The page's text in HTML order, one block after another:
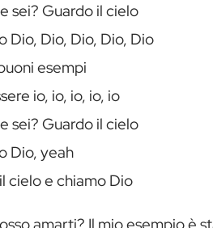
sei? Guardo il cielo
Dio, Dio, Dio, Dio, Dio
esempi
io, io, io, io, io
sei? Guardo il cielo
Dio, yeah
cielo e chiamo Dio